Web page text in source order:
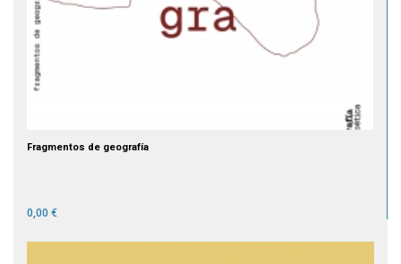
Fragmentos de geografía
0,00 €